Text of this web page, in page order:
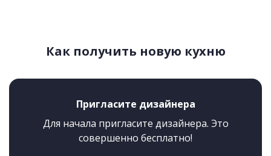
Как получить новую кухню
Пригласите дизайнера
Для начала пригласите дизайнера. Это
совершенно бесплатно!